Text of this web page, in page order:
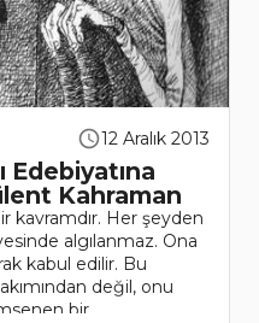
12 Aralık 2013
Edebiyatına
Kahraman
kavramdır. Her şeyden
algılanmaz. Ona
kabul edilir. Bu
değil, onu
bir..